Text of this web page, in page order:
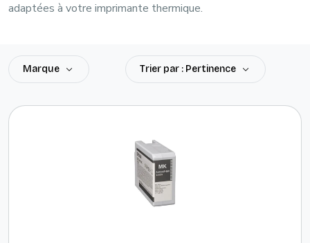
adaptées à votre imprimante thermique.
Marque Trier par : Pertinence